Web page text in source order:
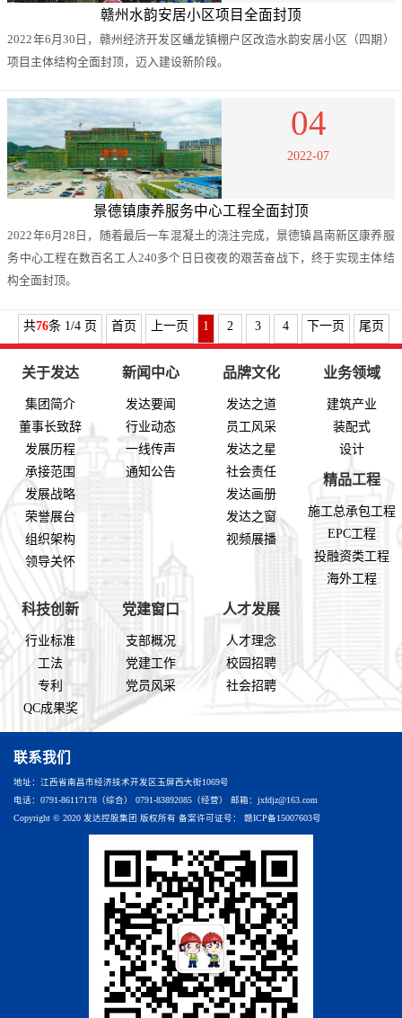
赣州水韵安居小区项目全面封顶
2022年6月30日，赣州经济开发区蟠龙镇棚户区改造水韵安居小区（四期）
项目主体结构全面封顶，迈入建设新阶段。
04
2022-07
景德镇康养服务中心工程全面封顶
2022年6月28日，随着最后一车混凝土的浇注完成，景德镇昌南新区康养服
务中心工程在数百名工人240多个日日夜夜的艰苦奋战下，终于实现主体结
构全面封顶。
共76条 1/4 页 首页 上一页 1 2 3 4 下一页 尾页
关于发达
集团简介
董事长致辞
发展历程
承接范围
发展战略
荣誉展台
组织架构
领导关怀
新闻中心
发达要闻
行业动态
一线传声
通知公告
品牌文化
发达之道
员工风采
发达之星
社会责任
发达画册
发达之窗
视频展播
业务领域
建筑产业
装配式
设计
精品工程
施工总承包工程
EPC工程
投融资类工程
海外工程
科技创新
行业标准
工法
专利
QC成果奖
党建窗口
支部概况
党建工作
党员风采
人才发展
人才理念
校园招聘
社会招聘
联系我们
地址：江西省南昌市经济技术开发区玉屏西大街1069号
电话：0791-86117178（综合） 0791-83892085（经营） 邮箱：jxfdjz@163.com
Copyright © 2020 发达控股集团 版权所有 备案许可证号： 赣ICP备15007603号